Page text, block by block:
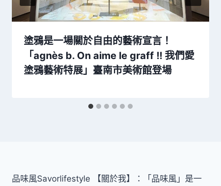
塗鴉是一場關於自由的藝術宣言！
「agnès b. On aime le graff !! 我們愛
塗鴉藝術特展」臺南市美術館登場
品味風Savorlifestyle 【關於我】：「品味風」是一